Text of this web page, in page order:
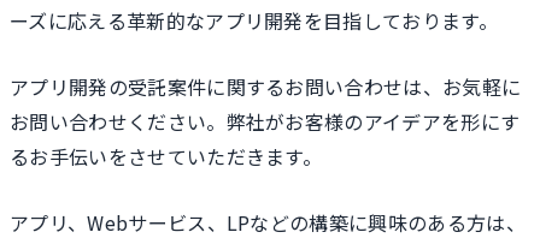
ーズに応える革新的なアプリ開発を目指しております。
アプリ開発の受託案件に関するお問い合わせは、お気軽に
お問い合わせください。弊社がお客様のアイデアを形にす
るお手伝いをさせていただきます。
アプリ、Webサービス、LPなどの構築に興味のある方は、